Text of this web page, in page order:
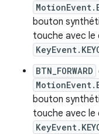
bouton
touche avec
BTN_FORWARD
bouton
touche avec